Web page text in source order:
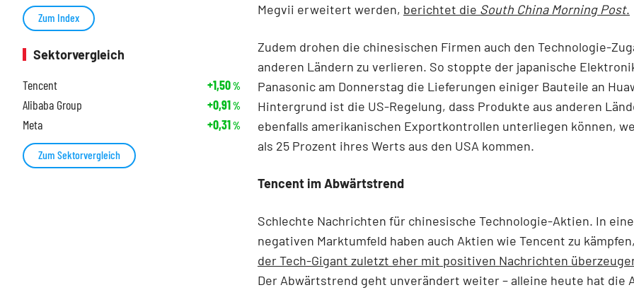
Megvii erweitert werden, berichtet die South China Morning Post.
Zudem drohen die chinesischen Firmen auch den Technologie-
anderen Ländern zu verlieren. So stoppte der japanische
Panasonic am Donnerstag die Lieferungen einiger Bauteile an
Hintergrund ist die US-Regelung, dass Produkte aus anderen
ebenfalls amerikanischen Exportkontrollen unterliegen können,
als 25 Prozent ihres Werts aus den USA kommen.
Tencent im Abwärtstrend
Schlechte Nachrichten für chinesische Technologie-Aktien. In
negativen Marktumfeld haben auch Aktien wie Tencent zu
der Tech-Gigant zuletzt eher mit positiven Nachrichten
Der Abwärtstrend geht unverändert weiter – alleine heute hat die
Zum Index
Sektorvergleich
Tencent
+1,50%
Alibaba Group +0,91%
Meta +0,31%
Zum Sektorvergleich